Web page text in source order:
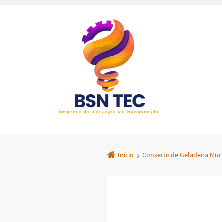
Início Conserto de Geladeira